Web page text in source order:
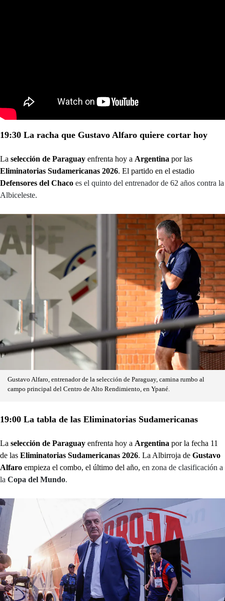
19:30 La racha que Gustavo Alfaro quiere cortar hoy
La selección de Paraguay enfrenta hoy a Argentina por las
Eliminatorias Sudamericanas 2026. El partido en el estadio
Defensores del Chaco es el quinto del entrenador de 62 años contra la
Albiceleste.
Gustavo Alfaro, entrenador de la selección de Paraguay, camina rumbo al
campo principal del Centro de Alto Rendimiento, en Ypané.
19:00 La tabla de las Eliminatorias Sudamericanas
La selección de Paraguay enfrenta hoy a Argentina por la fecha 11
de las Eliminatorias Sudamericanas 2026. La Albirroja de Gustavo
Alfaro empieza el combo, el último del año, en zona de clasificación a
la Copa del Mundo.